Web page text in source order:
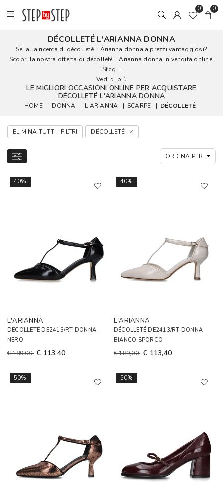
0 0
DÉCOLLETÉ L'ARIANNA DONNA
Sei alla ricerca di décolleté L'Arianna donna a prezzi vantaggiosi?
Scopri la nostra offerta di décolleté L'Arianna donna in vendita online.
Sfog...
Vedi di più
LE MIGLIORI OCCASIONI ONLINE PER ACQUISTARE
DÉCOLLETÉ L'ARIANNA DONNA
HOME | DONNA | L ARIANNA | SCARPE | DÉCOLLETÉ
ELIMINA TUTTI I FILTRI DÉCOLLETÉ
40%
L'ARIANNA
DÉCOLLETÉ DE2413/RT DONNA
NERO
€ 189,00 € 113,40
40%
L'ARIANNA
DÉCOLLETÉ DE2413/RT DONNA
BIANCO SPORCO
€ 189,00 € 113,40
50% 50%